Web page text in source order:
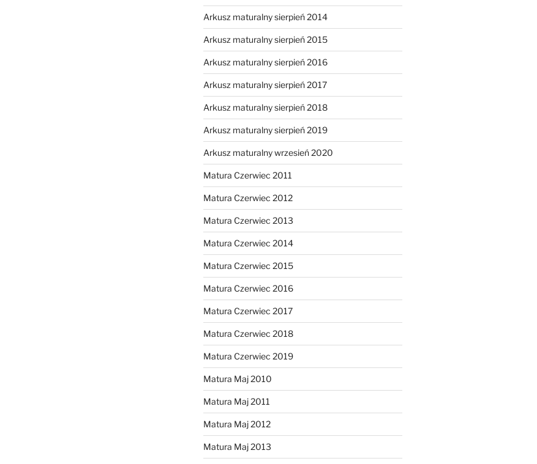
Arkusz maturalny sierpień 2014
Arkusz maturalny sierpień 2015
Arkusz maturalny sierpień 2016
Arkusz maturalny sierpień 2017
Arkusz maturalny sierpień 2018
Arkusz maturalny sierpień 2019
Arkusz maturalny wrzesień 2020
Matura Czerwiec 2011
Matura Czerwiec 2012
Matura Czerwiec 2013
Matura Czerwiec 2014
Matura Czerwiec 2015
Matura Czerwiec 2016
Matura Czerwiec 2017
Matura Czerwiec 2018
Matura Czerwiec 2019
Matura Maj 2010
Matura Maj 2011
Matura Maj 2012
Matura Maj 2013